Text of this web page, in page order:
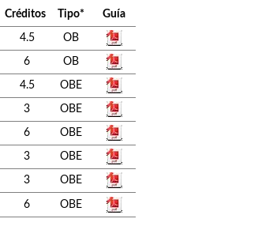
Créditos Tipo* Guía
4.5 OB
6 OB
4.5 OBE
3 OBE
6 OBE
3 OBE
3 OBE
6 OBE